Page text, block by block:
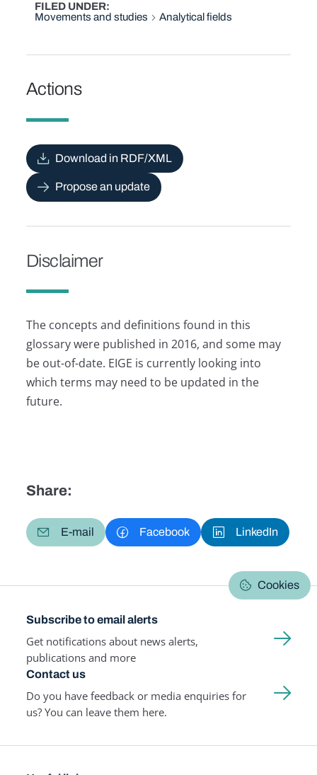
FILED UNDER
Movements and studies
Analytical fields
Actions
Download in RDF/XML
Propose an update
Disclaimer
The concepts and definitions found in this
glossary were published in 2016, and some may
be out-of-date. EIGE is currently looking into
which terms may need to be updated in the
future.
Share:
E-mail Facebook LinkedIn
Cookies
Subscribe to email alerts
Get notifications about news alerts,
publications and more
Contact us
Do you have feedback or media enquiries for
us? You can leave them here.